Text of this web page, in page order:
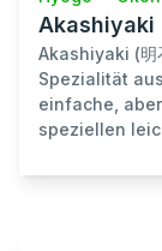
Akashiyaki
Akashiyaki (
Spezialität
einfache,
speziellen